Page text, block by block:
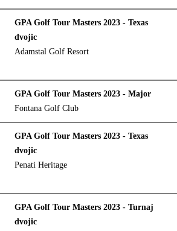
GPA Golf Tour Masters 2023 - Texas
dvojic
Adamstal Golf Resort
GPA Golf Tour Masters 2023 - Major
Fontana Golf Club
GPA Golf Tour Masters 2023 - Texas
dvojic
Penati Heritage
GPA Golf Tour Masters 2023 - Turnaj
dvojic